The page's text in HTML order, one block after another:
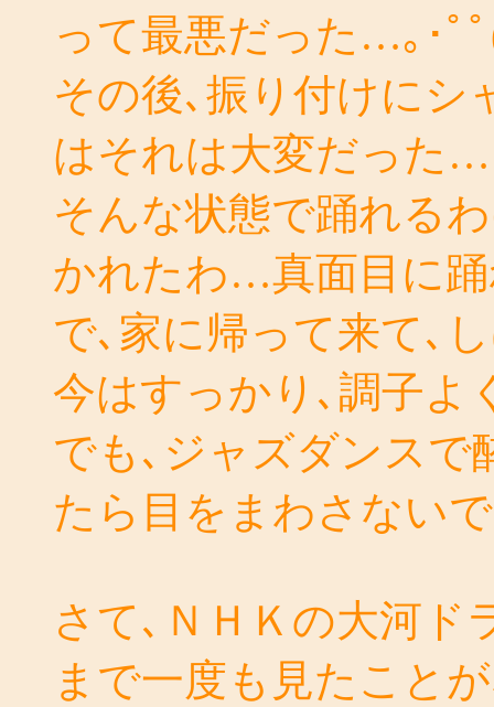
って最悪だった…｡･ﾟ
その後､振り付けにシ
はそれは大変だった…
そんな状態で踊れる
かれたわ…真面目に
で､家に帰って来て､
今はすっかり､調子よ
でも､ジャズダンス
たら目をまわさない
さて､ＮＨＫの大河ド
まで一度も見たこと